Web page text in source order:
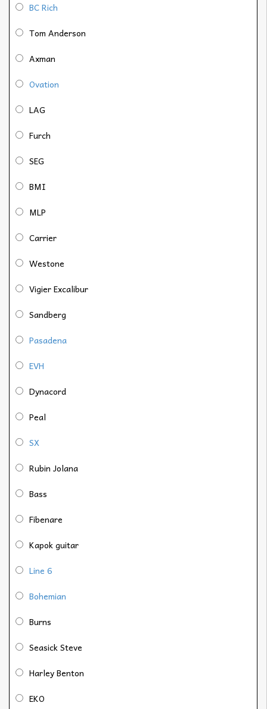
BC Rich
Tom Anderson
Axman
Ovation
LAG
Furch
SEG
BMI
MLP
Carrier
Westone
Vigier Excalibur
Sandberg
Pasadena
EVH
Dynacord
Peal
SX
Rubin Jolana
Bass
Fibenare
Kapok guitar
Line 6
Bohemian
Burns
Seasick Steve
Harley Benton
EKO